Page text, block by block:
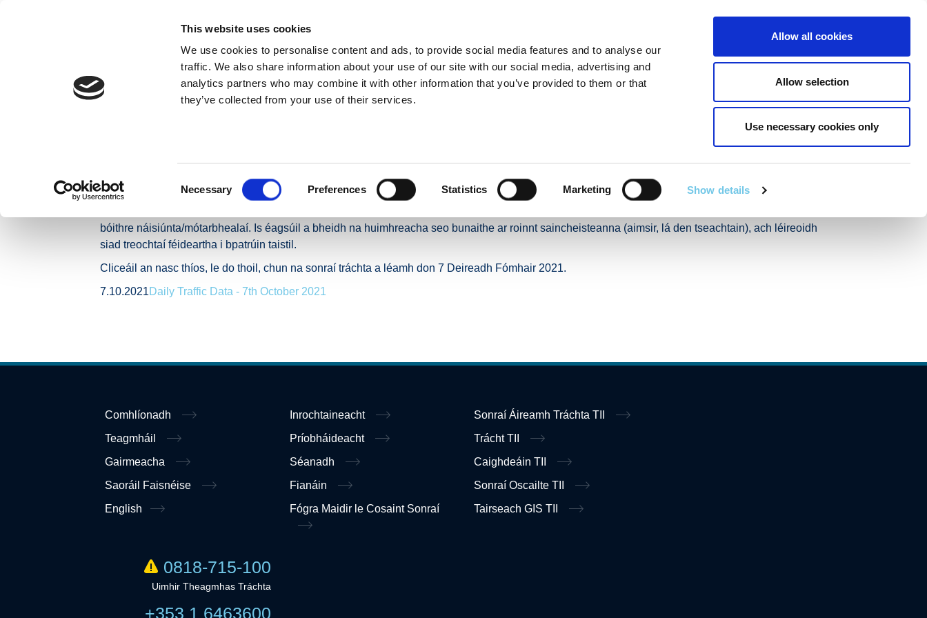
This website uses cookies
We use cookies to personalise content and ads, to provide social media features and to analyse our
traffic. We also share information about your use of our site with our social media, advertising and
analytics partners who may combine it with other information that you’ve provided to them or that
they’ve collected from your use of their services.
Necessary Preferences Statistics Marketing Show details
Allow all cookies
Allow selection
Use necessary cookies only
Linkedin
Twitter
MAIDIR LINNE NUACHT BÓITHRE & DOLA TAISTEAL GNÍOMHACH IOMPAR POIBLÍ SEIRBHÍSÍ EILE
Baile Preaseisiúintí Leibhéil Trácht Gluaisteán Laethúla ar fud Ghréasán Bóithre Náisiúnta BIÉ - an 7 Deireadh Fómhair 2021
Leibhéil Trácht Gluaisteán Laethúla ar fud Ghréasán
Bóithre Náisiúnta BIÉ - an 7 Deireadh Fómhair 2021
bóithre náisiúnta/mótarbhealaí. Is éagsúil a bheidh na huimhreacha seo bunaithe ar roinnt saincheisteanna (aimsir, lá den tseachtain), ach léireoidh
siad treochtaí féideartha i bpatrúin taistil.
Cliceáil an nasc thíos, le do thoil, chun na sonraí tráchta a léamh don 7 Deireadh Fómhair 2021.
7.10.2021Daily Traffic Data - 7th October 2021
Comhlíonadh
Teagmháil
Gairmeacha
Saoráil Faisnéise
English
Inrochtaineacht
Príobháideacht
Séanadh
Fianáin
Fógra Maidir le Cosaint Sonraí
Sonraí Áireamh Tráchta TII
Trácht TII
Caighdeáin TII
Sonraí Oscailte TII
Tairseach GIS TII
0818-715-100
Uimhir Theagmhas Tráchta
+353 1 6463600